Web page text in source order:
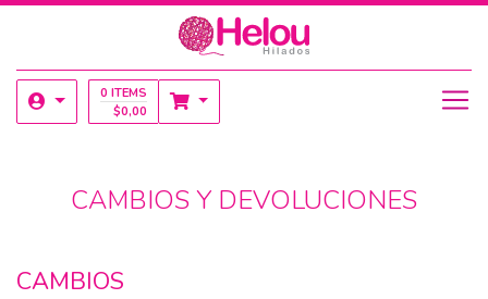
0 ITEMS
$0,00
CAMBIOS Y DEVOLUCIONES
CAMBIOS